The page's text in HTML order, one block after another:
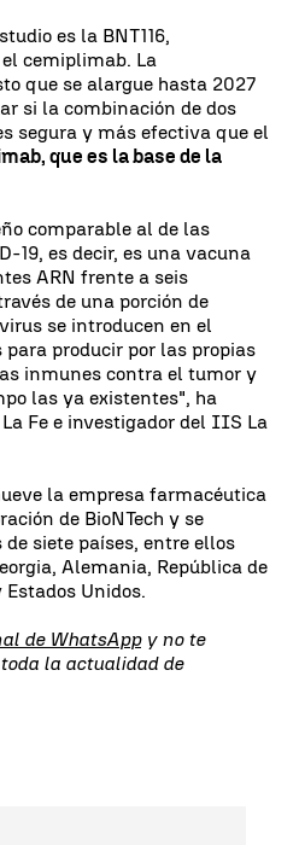
es la BNT116,
cemiplimab. La
que se alargue hasta 2027
si la combinación de dos
segura y más efectiva que el
que es la base de la
comparable al de las
19, es decir, es una vacuna
ARN frente a seis
de una porción de
se introducen en el
producir por las propias
inmunes contra el tumor y
las ya existentes", ha
Fe e investigador del IIS La
la empresa farmacéutica
de BioNTech y se
siete países, entre ellos
Alemania, República de
Estados Unidos.
de WhatsAppy no te
la actualidad de